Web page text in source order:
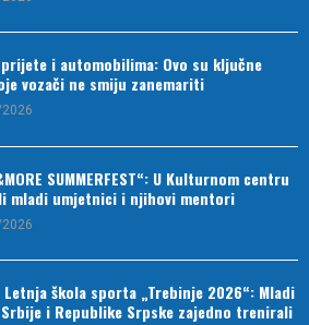
i automobilima: Ovo su ključne
vozači ne smiju zanemariti
SUMMERFEST“: U Kulturnom centru
mladi umjetnici i njihovi mentori
Letnja škola sporta „Trebinje 2026“: Mladi
i Republike Srpske zajedno trenirali